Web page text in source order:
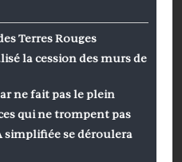
Terres Rouges
la cession des murs de
ne fait pas le plein
qui ne trompent pas
simplifiée se déroulera